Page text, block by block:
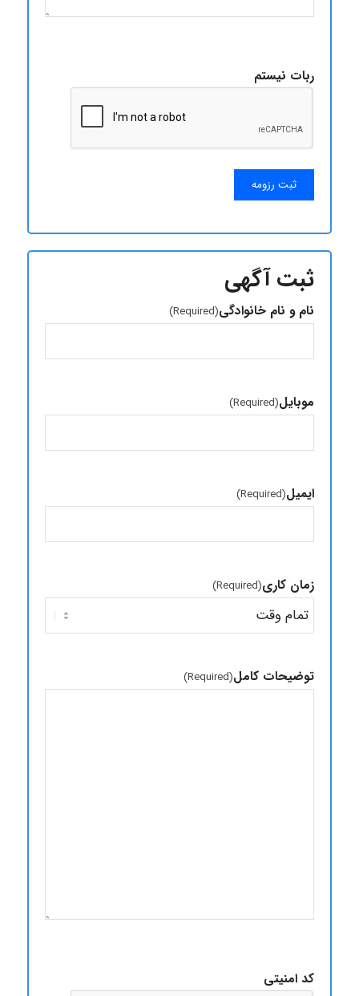
ربات نیستم
ثبت آگهی
نام و نام خانوادگی(Required)
موبایل(Required)
ایمیل(Required)
زمان کاری(Required)
توضیحات کامل(Required)
کد امنیتی